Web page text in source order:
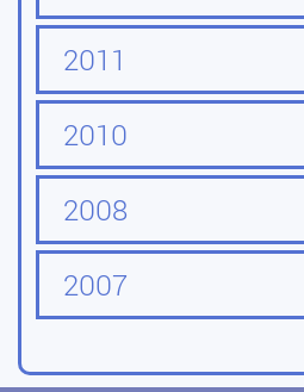
2011
2010
2008
2007